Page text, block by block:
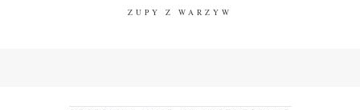
ZUPY Z WARZYW